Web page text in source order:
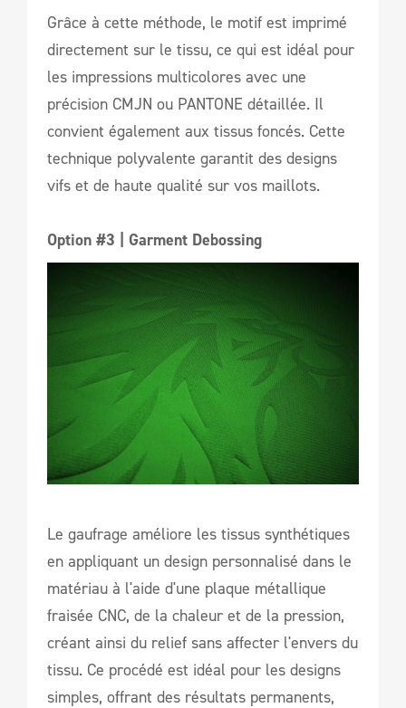
Grâce à cette méthode, le motif est imprimé
directement sur le tissu, ce qui est idéal pour
les impressions multicolores avec une
précision CMJN ou PANTONE détaillée. Il
convient également aux tissus foncés. Cette
technique polyvalente garantit des designs
vifs et de haute qualité sur vos maillots.
Option #3 | Garment Debossing
Le gaufrage améliore les tissus synthétiques
en appliquant un design personnalisé dans le
matériau à l'aide d'une plaque métallique
fraisée CNC, de la chaleur et de la pression,
créant ainsi du relief sans affecter l'envers du
tissu. Ce procédé est idéal pour les designs
simples, offrant des résultats permanents,